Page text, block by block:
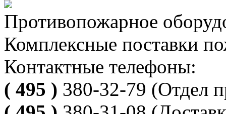
Противопожарное
Комплексные поставки
Контактные телефоны:
( 495 ) 380-32-79 (Отдел